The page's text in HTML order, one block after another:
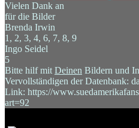
Vielen Dank an
für die Bilder
Brenda Irwin
1, 2, 3, 4, 6, 7, 8, 9
Ingo Seidel
5
Bitte hilf mit Deinen Bildern und
Vervollständigen der Datenbank:
Link: https://
art=92